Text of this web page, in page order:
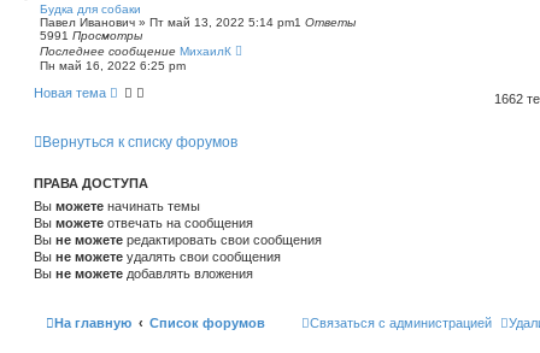
Будка для собаки
Павел Иванович » Пт май 13, 2022 5:14 pm1 Ответы
5991 Просмотры
Последнее сообщение МихаилК
Пн май 16, 2022 6:25 pm
Новая тема 1662
Вернуться к списку форумов
ПРАВА ДОСТУПА
Вы можете начинать темы
Вы можете отвечать на сообщения
Вы не можете редактировать свои сообщения
Вы не можете удалять свои сообщения
Вы не можете добавлять вложения
На главную Список форумов Связаться с администрацией